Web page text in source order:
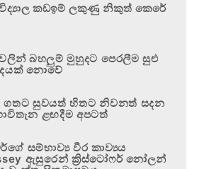
කඩඉම් ලකුණු නිකුත් කෙරේ
බහලුම් මුහුදට පෙරලීම සුළු
නොවේ
ගතට සුවයත් හිතට නිවනත් සදන
ළඟදීම අපටත්
සම්භාව්‍ය වීර කාව්‍යය
ඇසුරෙන් ක්‍රිස්ටෝෆර් නෝලන්